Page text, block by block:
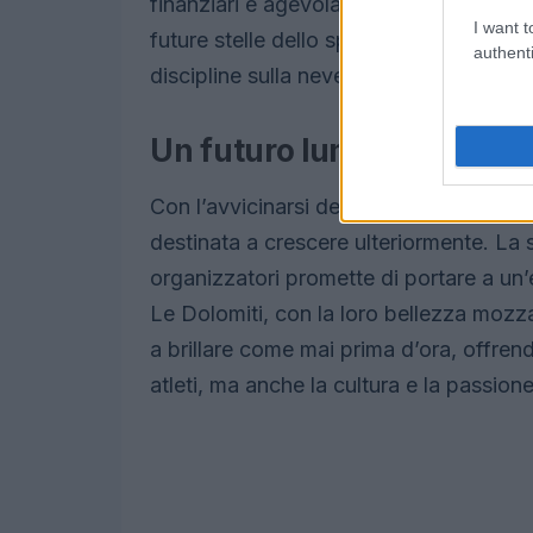
I want
future stelle dello sport invernale
discipline sulla neve.
Un futuro luminoso per
Con l’avvicinarsi delle Olimpiadi
destinata a crescere ulteriormente.
organizzatori promette di portare a
Le Dolomiti, con la loro bellezza
a brillare come mai prima d’ora,
atleti, ma anche la cultura e la